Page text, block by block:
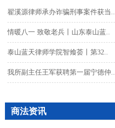
翟溪源律师承办诈骗刑事案件获当..
情暖八一 致敬老兵丨山东泰山蓝..
泰山蓝天律师学院智飨荟丨第32..
我所副主任王军获聘第一届宁德仲..
商法资讯